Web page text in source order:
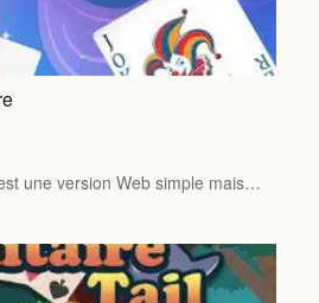
une version Web simple mais…